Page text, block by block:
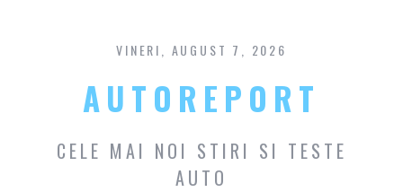
content
VINERI, AUGUST 7, 2026
AUTOREPORT
CELE MAI NOI STIRI SI TESTE
AUTO